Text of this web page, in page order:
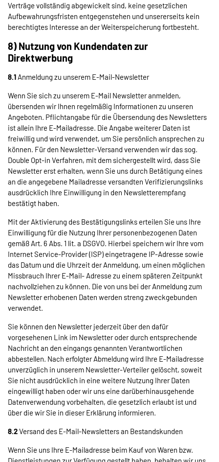
Verträge vollständig abgewickelt sind, keine gesetzlichen
Aufbewahrungsfristen entgegenstehen und unsererseits kein
berechtigtes Interesse an der Weiterspeicherung fortbesteht.
8) Nutzung von Kundendaten zur
Direktwerbung
8.1 Anmeldung zu unserem E-Mail-Newsletter
Wenn Sie sich zu unserem E-Mail Newsletter anmelden,
übersenden wir Ihnen regelmäßig Informationen zu unseren
Angeboten. Pflichtangabe für die Übersendung des Newsletters
ist allein Ihre E-Mailadresse. Die Angabe weiterer Daten ist
freiwillig und wird verwendet, um Sie persönlich ansprechen zu
können. Für den Newsletter-Versand verwenden wir das sog.
Double Opt-in Verfahren, mit dem sichergestellt wird, dass Sie
Newsletter erst erhalten, wenn Sie uns durch Betätigung eines
an die angegebene Mailadresse versandten Verifizierungslinks
ausdrücklich Ihre Einwilligung in den Newsletterempfang
bestätigt haben.
Mit der Aktivierung des Bestätigungslinks erteilen Sie uns Ihre
Einwilligung für die Nutzung Ihrer personenbezogenen Daten
gemäß Art. 6 Abs. 1 lit. a DSGVO. Hierbei speichern wir Ihre vom
Internet Service-Provider (ISP) eingetragene IP-Adresse sowie
das Datum und die Uhrzeit der Anmeldung, um einen möglichen
Missbrauch Ihrer E-Mail- Adresse zu einem späteren Zeitpunkt
nachvollziehen zu können. Die von uns bei der Anmeldung zum
Newsletter erhobenen Daten werden streng zweckgebunden
verwendet.
Sie können den Newsletter jederzeit über den dafür
vorgesehenen Link im Newsletter oder durch entsprechende
Nachricht an den eingangs genannten Verantwortlichen
abbestellen. Nach erfolgter Abmeldung wird Ihre E-Mailadresse
unverzüglich in unserem Newsletter-Verteiler gelöscht, soweit
Sie nicht ausdrücklich in eine weitere Nutzung Ihrer Daten
eingewilligt haben oder wir uns eine darüberhinausgehende
Datenverwendung vorbehalten, die gesetzlich erlaubt ist und
über die wir Sie in dieser Erklärung informieren.
8.2Versand des E-Mail-Newsletters an Bestandskunden
Wenn Sie uns Ihre E-Mailadresse beim Kauf von Waren bzw.